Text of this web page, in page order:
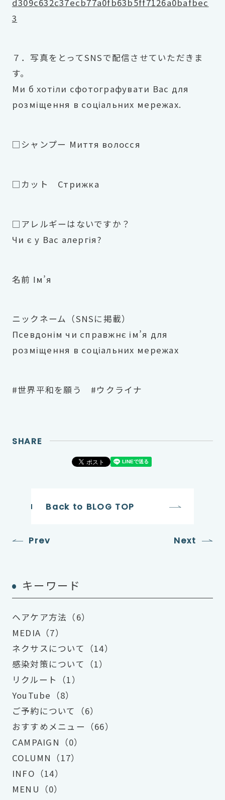
3
７．写真をとってSNSで配信させていただきま
す。
Ми б хотіли сфотографувати Вас для
розміщення в соціальних мережах.
□シャンプー Миття волосся
□カット Стрижка
□アレルギーはないですか？
Чи є у Вас алергія?
名前 Ім’я
ニックネーム（SNSに掲載）
Псевдонім чи справжнє ім’я для
розміщення в соціальних мережах
#世界平和を願う #ウクライナ
SHARE
Prev
Back to BLOG TOP
Next
キーワード
ヘアケア方法（6）
MEDIA（7）
ネクサスについて（14）
感染対策について（1）
リクルート（1）
YouTube（8）
ご予約について（6）
おすすめメニュー（66）
CAMPAIGN（0）
COLUMN（17）
INFO（14）
MENU（0）